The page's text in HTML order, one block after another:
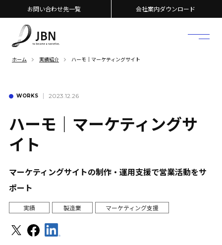
お問い合わせ先一覧 会社案内ダウンロード
ホーム 実績紹介 ハーモ｜マーケティングサイト
WORKS 2023.12.26
ハーモ｜マーケティングサ
イト
マーケティングサイトの制作・運用支援で営業活動をサ
ポート
実績 製造業 マーケティング支援